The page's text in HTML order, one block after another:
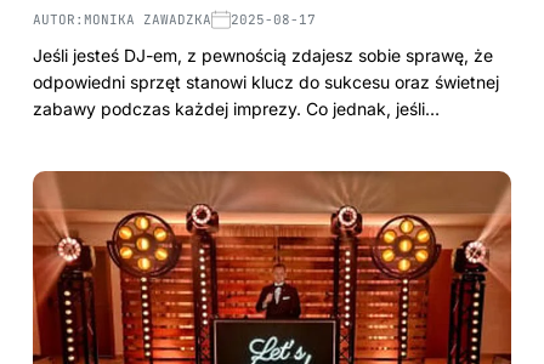
AUTOR: MONIKA ZAWADZKA 2025-08-17
Jeśli jesteś DJ-em, z pewnością zdajesz sobie sprawę, że
odpowiedni sprzęt stanowi klucz do sukcesu oraz świetnej
zabawy podczas każdej imprezy. Co jednak, jeśli…